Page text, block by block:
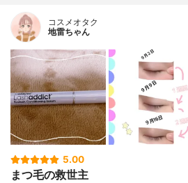
コスメオタク
地雷ちゃん
5.00
まつ毛の救世主